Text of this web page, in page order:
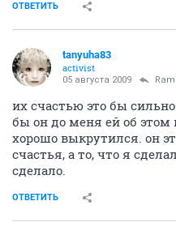
ОТВЕТИТЬ
tanyuha83
activist
05 августа 2009
их счастью это бы
бы он до меня ей об этом
хорошо выкрутился. он
счастья, а то, что я
сделало.
ОТВЕТИТЬ